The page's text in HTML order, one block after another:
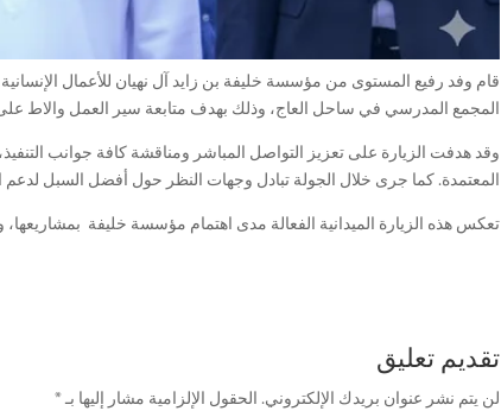
قام وفد رفيع المستوى من مؤسسة خليفة بن زايد آل نهيان للأعمال
المجمع المدرسي في ساحل العاج، وذلك بهدف متابعة سير العمل والاط
وقد هدفت الزيارة على تعزيز التواصل المباشر ومناقشة كافة جوانب التنفيذ،
المعتمدة. كما جرى خلال الجولة تبادل وجهات النظر حول أفضل السبل
تعكس هذه الزيارة الميدانية الفعالة مدى اهتمام مؤسسة خليفة
تقديم تعليق
لن يتم نشر عنوان بريدك الإلكتروني. الحقول الإلزامية مشار إليها بـ *